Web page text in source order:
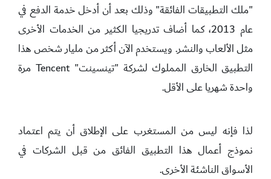
"ملك التطبيقات الفائقة" وذلك بعد أن أدخل خدمة الدفع في
عام 2013، كما أضاف تدريجيا الكثير من الخدمات الأخرى
مثل الألعاب والنشر. ويستخدم الآن أكثر من مليار شخص هذا
التطبيق الخارق المملوك لشركة "تينسينت" Tencent مرة
واحدة شهريا على الأقل.
لذا فإنه ليس من المستغرب على الإطلاق أن يتم اعتماد
نموذج أعمال هذا التطبيق الفائق من قبل الشركات في
الأسواق الناشئة الأخرى.